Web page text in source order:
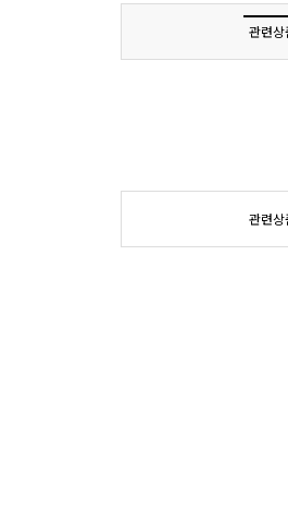
관련상
관련상